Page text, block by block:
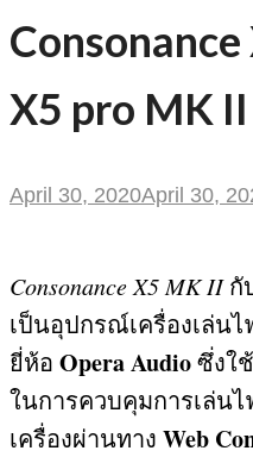
X5 pro MK II
April 30, 2020April 30,
Consonance X5 MK II กั
เป็นอุปกรณ์เครื่องเล่นไ
ยี่ห้อ Opera Audioซึ่งใ
ในการควบคุมการเล่น
เครื่องผ่านทาง Web